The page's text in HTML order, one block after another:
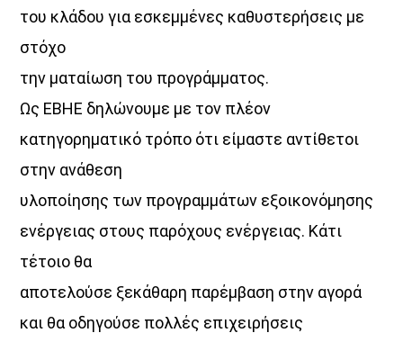
του κλάδου για εσκεμμένες καθυστερήσεις με
στόχο
την ματαίωση του προγράμματος.
Ως ΕΒΗΕ δηλώνουμε με τον πλέον
κατηγορηματικό τρόπο ότι είμαστε αντίθετοι
στην ανάθεση
υλοποίησης των προγραμμάτων εξοικονόμησης
ενέργειας στους παρόχους ενέργειας. Κάτι
τέτοιο θα
αποτελούσε ξεκάθαρη παρέμβαση στην αγορά
και θα οδηγούσε πολλές επιχειρήσεις